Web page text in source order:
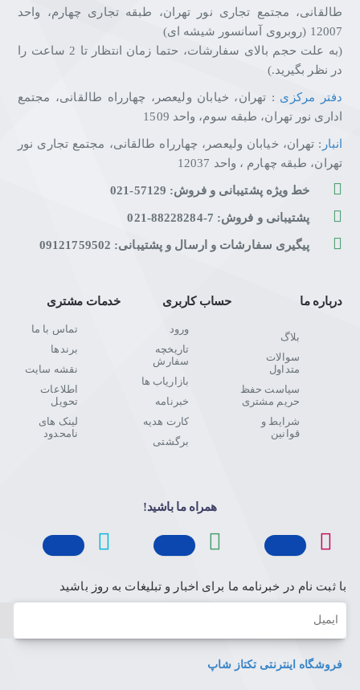
طالقانی، مجتمع تجاری نور تهران، طبقه تجاری چهارم، واحد
12007 (روبروی آسانسور شیشه ای)
(به علت حجم بالای سفارشات، حتما زمان انتظار تا 2 ساعت را
در نظر بگیرید.)
دفتر مرکزی : تهران، خیابان ولیعصر، چهارراه طالقانی، مجتمع
اداری نور تهران، طبقه سوم، واحد 1509
انبار : تهران، خیابان ولیعصر، چهارراه طالقانی، مجتمع تجاری نور
تهران، طبقه چهارم ، واحد 12037
خط ویژه پشتیبانی و فروش: 57129-021
پشتیبانی و فروش: 7-88228284-021
پیگیری سفارشات و ارسال و پشتیبانی: 09121759502
درباره ما
بلاگ
سوالات
متداول
سیاست حفظ
حریم مشتری
شرایط و
قوانین
حساب کاربری
ورود
تاریخچه
سفارش
بازاریاب ها
خبرنامه
کارت هدیه
برگشتی
خدمات مشتری
تماس با ما
برندها
نقشه سایت
اطلاعات
تحویل
لینک های
نامحدود
همراه ما باشید!
با ثبت نام در خبرنامه ما برای اخبار و تبلیغات به روز باشید
ایمیل
فروشگاه اینترنتی تکتاز شاپ